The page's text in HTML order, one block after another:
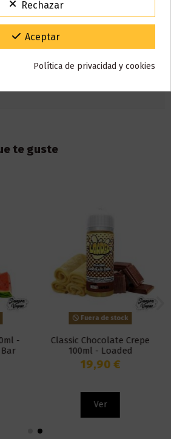
te guste
-
Fuera de stock
Classic Chocolate Crepe
100ml - Loaded
19,90 €
Ver
VACACIONES15
paciencia y por seguir confiando en nosotros.
Rechazar
Aceptar
Política de privacidad y cookies